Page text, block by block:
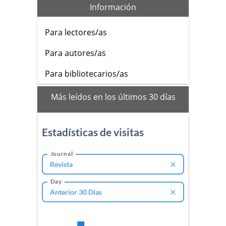
Información
Para lectores/as
Para autores/as
Para bibliotecarios/as
mas_vistos
Más leídos en los últimos 30 días